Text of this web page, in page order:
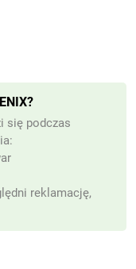
się podczas
reklamację,